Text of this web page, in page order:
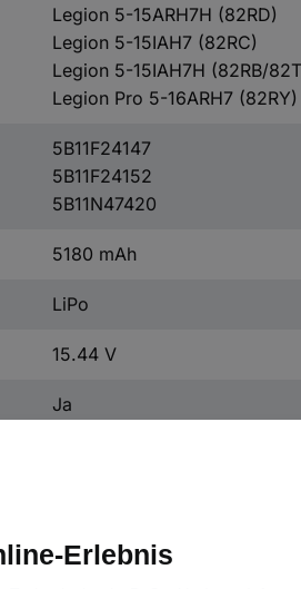
Legion 5-15ARH7H (82RD)
Legion 5-15IAH7 (82RC)
Legion 5-15IAH7H (82RB/
Legion Pro 5-16ARH7 (82RY)
5B11F24147
5B11F24152
5B11N47420
5180 mAh
LiPo
15.44 V
Ja
80.00 Wh